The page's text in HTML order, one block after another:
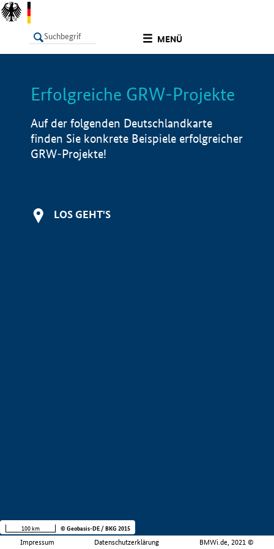
MENÜ
LISTE Info
Erfolgreiche GRW-Projekte
Auf der folgenden Deutschlandkarte
finden Sie konkrete Beispiele erfolgreicher
GRW-Projekte!
LOS GEHT'S
Impressum Datenschutzerklärung BMWi.de, 2021 ©
100 km © Geobasis-DE / BKG 2015